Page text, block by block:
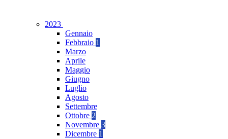
2023
Gennaio
Febbraio 1
Marzo
Aprile
Maggio
Giugno
Luglio
Agosto
Settembre
Ottobre 2
Novembre 3
Dicembre 1